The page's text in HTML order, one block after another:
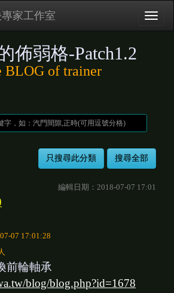
家工作室
佈弱格-Patch1.2
BLOG of trainer
編輯日期：2018-07-07 17:01
07 17:01:28
前輪軸承
blog/blog.php?id=1678